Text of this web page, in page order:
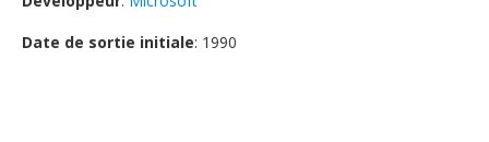
Date de sortie initiale: 1990